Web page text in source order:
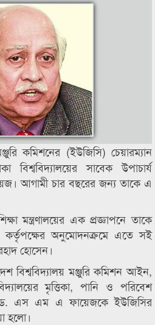
কমিশনের (ইউজিসি) চেয়ারম্যান
সাবেক উপাচার্য
আগামী চার বছরের জন্য তাকে এ
মন্ত্রণালয়ের এক প্রজ্ঞাপনে তাকে
অনুমোদনক্রমে এতে সই
হোসেন।
বিশ্ববিদ্যালয় মঞ্জুরি কমিশন আইন,
মৃত্তিকা, পানি ও পরিবেশ
ড. এস এম এ ফায়েজকে ইউজিসির
হলো।